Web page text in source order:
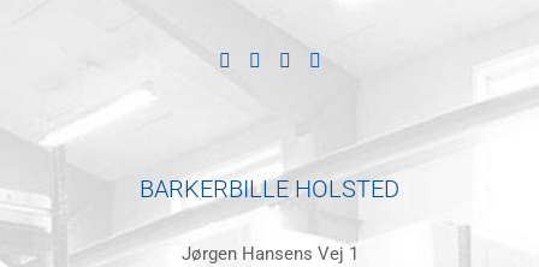
BARKERBILLE HOLSTED
Jørgen Hansens Vej 1